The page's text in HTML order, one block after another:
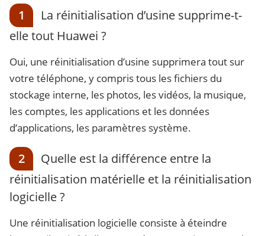
1
La réinitialisation d’usine supprime-t-
elle tout Huawei ?
Oui, une réinitialisation d’usine supprimera tout sur
votre téléphone, y compris tous les fichiers du
stockage interne, les photos, les vidéos, la musique,
les comptes, les applications et les données
d’applications, les paramètres système.
2
Quelle est la différence entre la
réinitialisation matérielle et la réinitialisation
logicielle ?
Une réinitialisation logicielle consiste à éteindre